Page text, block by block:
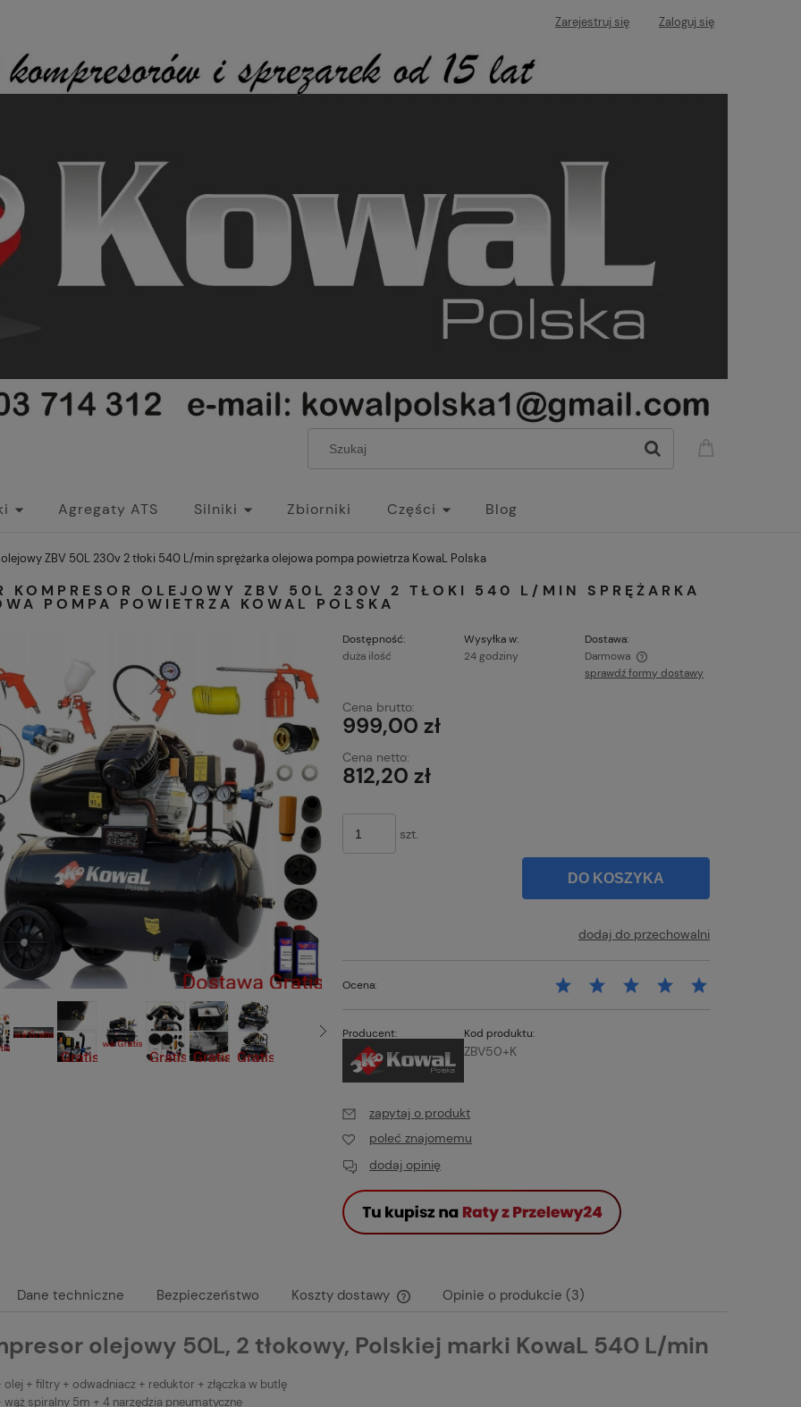
Zarejestruj się Zaloguj się
Agregaty ATS Silniki Zbiorniki Części Blog
ZBV 50L 230v 2 tłoki 540 L/min sprężarka olejowa pompa powietrza KowaL Polska
KOMPRESOR OLEJOWY ZBV 50L 230V 2 TŁOKI 540 L/MIN SPRĘŻARKA
POMPA POWIETRZA KOWAL POLSKA
Dostępność:
duża ilość
Wysyłka w:
24 godziny
Dostawa:
Darmowa
płatności
sprawdź formy dostawy
Cena brutto:
999,00 zł
Cena netto:
812,20 zł
szt.
DO KOSZYKA
dodaj do przechowalni
Ocena:
Producent: Kod produktu:
ZBV50+K
zapytaj o produkt
poleć znajomemu
dodaj opinię
Dane techniczne Bezpieczeństwo Koszty dostawy
Cena nie zawiera ewentualnych kosztów
płatności
Opinie o produkcie (3)
olejowy 50L, 2 tłokowy, Polskiej marki KowaL 540 L/min
olej + filtry + odwadniacz + reduktor + złączka w butlę
wąż spiralny 5m + 4 narzędzia pneumatyczne